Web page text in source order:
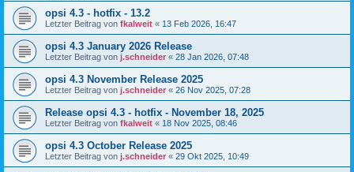
opsi 4.3 - hotfix - 13.2
Letzter Beitrag von fkalweit « 13 Feb 2026, 16:47
opsi 4.3 January 2026 Release
Letzter Beitrag von j.schneider « 28 Jan 2026, 07:48
opsi 4.3 November Release 2025
Letzter Beitrag von j.schneider « 26 Nov 2025, 07:28
Release opsi 4.3 - hotfix - November 18, 2025
Letzter Beitrag von fkalweit « 18 Nov 2025, 08:46
opsi 4.3 October Release 2025
Letzter Beitrag von j.schneider « 29 Okt 2025, 10:49